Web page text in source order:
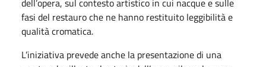
fasi del restauro che ne hanno restituito leggibilità e
qualità cromatica.
L’iniziativa prevede anche la presentazione di una